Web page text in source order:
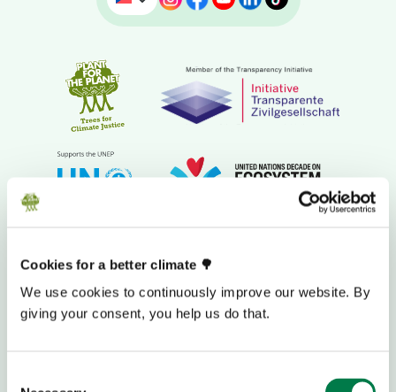
Cookies for a better climate 🌳
We use cookies to continuously improve our website. By
giving your consent, you help us do that.
DAROVACÍ BANKOVNÍ ÚČET